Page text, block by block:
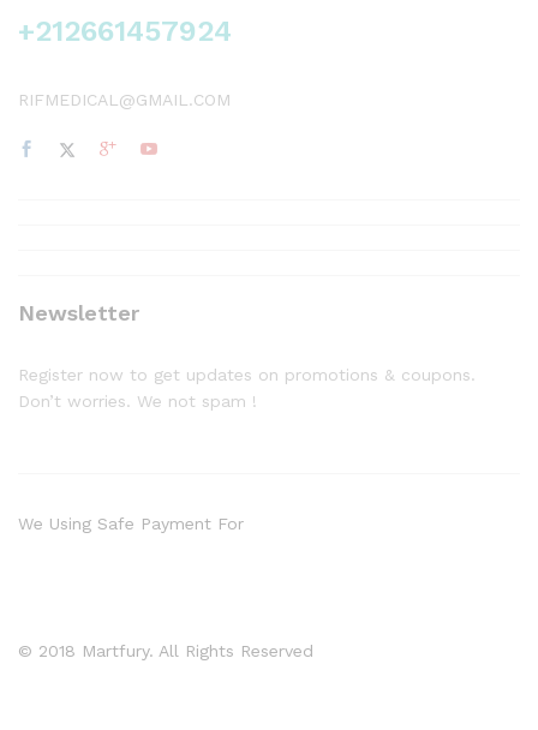
+212661457924
RIFMEDICAL@GMAIL.COM
Newsletter
Register now to get updates on promotions & coupons.
Don’t worries. We not spam !
© 2018 Martfury. All Rights Reserved
We Using Safe Payment For